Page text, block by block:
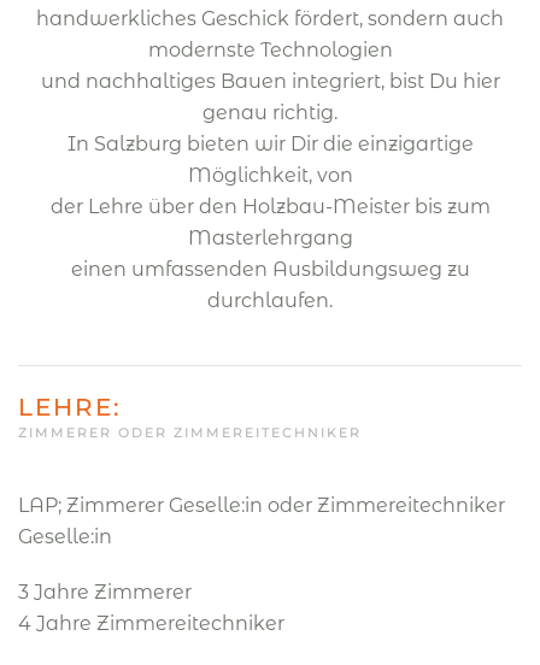
handwerkliches Geschick fördert, sondern auch
modernste Technologien
und nachhaltiges Bauen integriert, bist Du hier
genau richtig.
In Salzburg bieten wir Dir die einzigartige
Möglichkeit, von
der Lehre über den Holzbau-Meister bis zum
Masterlehrgang
einen umfassenden Ausbildungsweg zu
durchlaufen.
LEHRE:
ZIMMERER ODER ZIMMEREITECHNIKER
LAP; Zimmerer Geselle:in oder Zimmereitechniker
Geselle:in
3 Jahre Zimmerer
4 Jahre Zimmereitechniker